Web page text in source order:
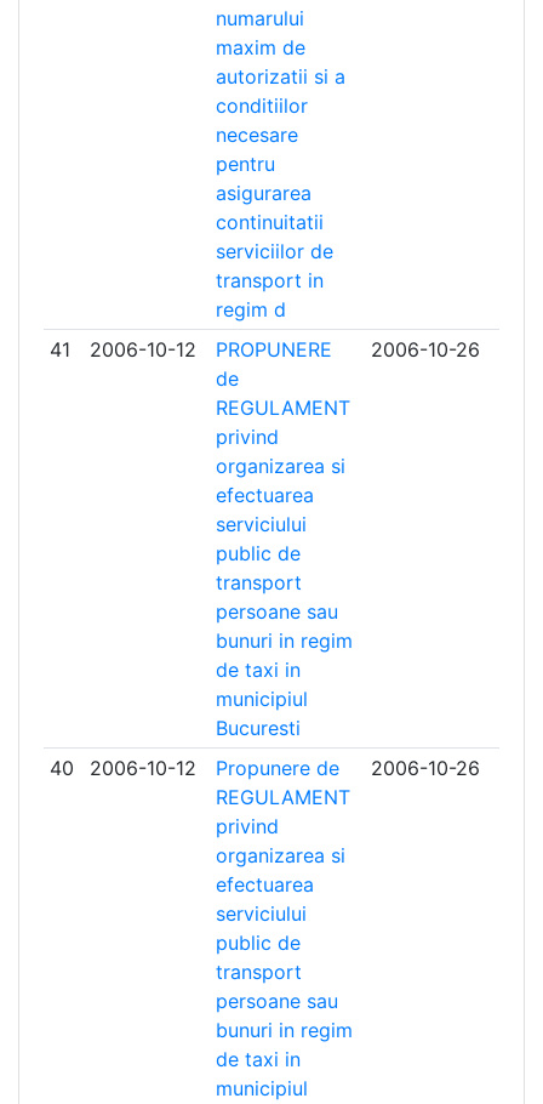
numarului
maxim de
autorizatii si a
conditiilor
necesare
pentru
asigurarea
continuitatii
serviciilor de
transport in
regim d
41
2006-10-12
PROPUNERE
de
REGULAMENT
privind
organizarea si
efectuarea
serviciului
public de
transport
persoane sau
bunuri in regim
de taxi in
municipiul
Bucuresti
2006-10-26
40 2006-10-12
Propunere de
REGULAMENT
privind
organizarea si
efectuarea
serviciului
public de
transport
persoane sau
bunuri in regim
de taxi in
municipiul
2006-10-26